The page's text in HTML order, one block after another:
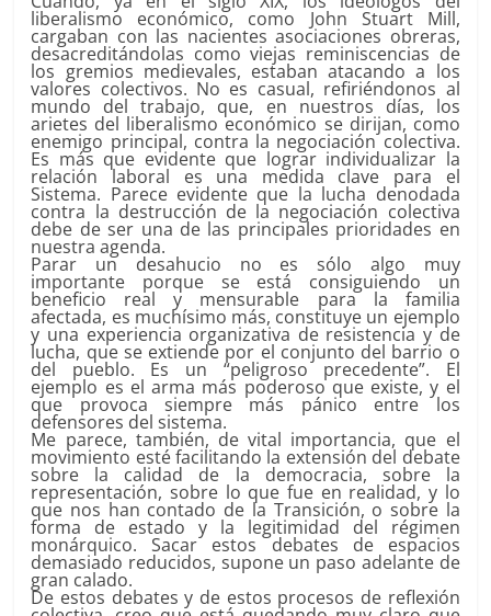
liberalismo económico, como John Stuart Mill,
cargaban con las nacientes asociaciones obreras,
desacreditándolas como viejas reminiscencias de
los gremios medievales, estaban atacando a los
valores colectivos. No es casual, refiriéndonos al
mundo del trabajo, que, en nuestros días, los
arietes del liberalismo económico se dirijan, como
enemigo principal, contra la negociación colectiva.
Es más que evidente que lograr individualizar la
relación laboral es una medida clave para el
Sistema. Parece evidente que la lucha denodada
contra la destrucción de la negociación colectiva
debe de ser una de las principales prioridades en
nuestra agenda.
Parar un desahucio no es sólo algo muy
importante porque se está consiguiendo un
beneficio real y mensurable para la familia
afectada, es muchísimo más, constituye un ejemplo
y una experiencia organizativa de resistencia y de
lucha, que se extiende por el conjunto del barrio o
del pueblo. Es un “peligroso precedente”. El
ejemplo es el arma más poderoso que existe, y el
que provoca siempre más pánico entre los
defensores del sistema.
Me parece, también, de vital importancia, que el
movimiento esté facilitando la extensión del debate
sobre la calidad de la democracia, sobre la
representación, sobre lo que fue en realidad, y lo
que nos han contado de la Transición, o sobre la
forma de estado y la legitimidad del régimen
monárquico. Sacar estos debates de espacios
demasiado reducidos, supone un paso adelante de
gran calado.
De estos debates y de estos procesos de reflexión